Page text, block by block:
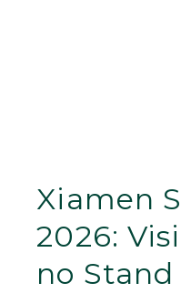
Xiamen
2026:
no Stand